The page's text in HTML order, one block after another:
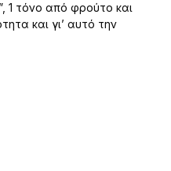
1 τόνο από φρούτο και
και γι’ αυτό την